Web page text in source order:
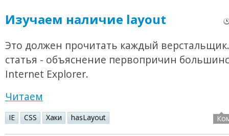
Изучаем наличие layout
Это должен прочитать каждый
статья - объяснение первопричин
Internet Explorer.
Читаем
IE CSS Хаки hasLayout